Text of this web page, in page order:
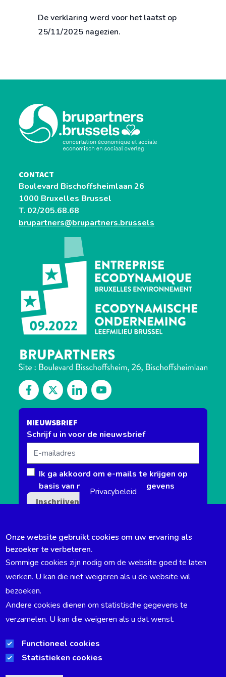
De verklaring werd voor het laatst op
25/11/2025 nagezien.
CONTACT
Boulevard Bischoffsheimlaan 26
1000 Bruxelles Brussel
T. 02/205.68.68
brupartners@brupartners.brussels
Discover our Facebook
Follow us on Twitter
Discover our Linkedin
Watch us on our YouTube channel
NIEUWSBRIEF
Schrijf u in voor de nieuwsbrief
E-
mailadres
Ik ga akkoord om e-mails te krijgen op
basis van mijn gebruikersgegevens
TOEGANKELIJKHEIDSVERKLARING
VACANTE BETREKKINGEN
TRANSPARANTIE EN BELEID
Privacybeleid
Onze website gebruikt cookies om uw ervaring als
bezoeker te verbeteren.
Sommige cookies zijn nodig om de website goed te laten
werken. U kan die niet weigeren als u de website wil
bezoeken.
Andere cookies dienen om statistische gegevens te
verzamelen. U kan die weigeren als u dat wenst.
Functioneel cookies
Statistieken cookies